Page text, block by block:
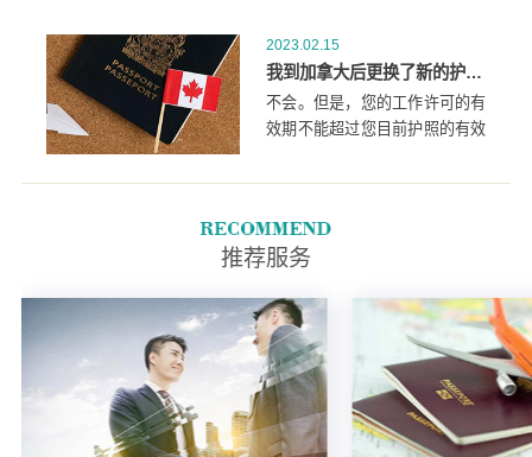
2023.02.15
我到加拿大后更换了新的护照，影响我的工作许可的申请吗？
不会。但是，您的工作许可的有
效期不能超过您目前护照的有效
护照，当您申请更新工作许可
件。
推荐服务